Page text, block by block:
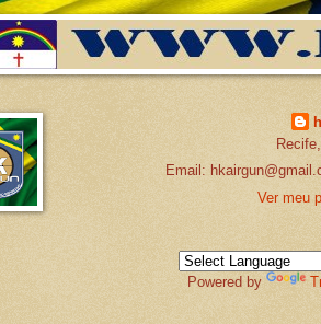
Email:
Ver meu
Powered by